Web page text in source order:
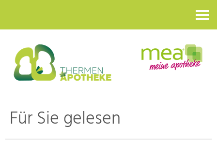
Für Sie gelesen